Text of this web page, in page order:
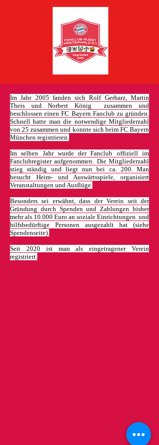
Im Jahr 2005 fanden sich Rolf Gerharz, Martin
Theis und Norbert König zusammen und
beschlossen einen FC Bayern Fanclub zu gründen.
Schnell hatte man die notwendige Mitgliederzahl
von 25 zusammen und konnte sich beim FC Bayern
München registrieren.
Im selben Jahr wurde der Fanclub offiziell im
Fanclubregister aufgenommen. Die Mitgliederzahl
stieg ständig und liegt nun bei ca. 200. Man
besucht Heim- und Auswärtsspiele, organisiert
Veranstaltungen und Ausflüge.
Besonders sei erwähnt, dass der Verein seit der
Gründung durch Spenden und Zahlungen bisher
mehr als 10.000 Euro an soziale Einrichtungen und
hilfsbedürftige Personen ausgezahlt hat (siehe
Spendenseite).
Seit 2020 ist man als eingetragener Verein
registriert.